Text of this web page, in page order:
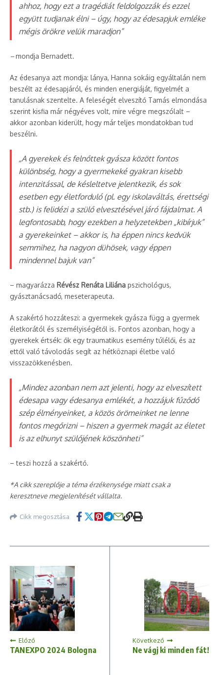
ahhoz, hogy ezt a tragédiát feldolgozzák és ezzel
együtt tudjanak élni – úgy, hogy az édesapjuk emléke
mégis örökre velük maradjon”
–mondja Bernadett.
Az édesanya azt mondja: lánya, Hanna sokáig egyáltalán nem
beszélt az édesapjáról, és minden energiáját, figyelmét a
tanulásnak szentelte. A feleségét elveszítő Tamás elmondása
szerint kisfia már négyéves volt, mire végre megszólalt –
akkor azonban kiderült, hogy már teljes mondatokban tud
beszélni.
„A gyerekek és felnőttek gyásza között fontos
különbség, hogy a gyermekeké gyakran kisebb
intenzitással, de késleltetve jelentkezik, és sok
esetben egy életforduló (pl. egy iskolaváltás, érettségi
stb.) is felidézi a szülő elvesztésével járó fájdalmat. A
legfontosabb, hogy ezekben a helyzetekben „kibírjuk”
a gyerekeinket – akkor is, ha éppen nincs kedvük
semmihez, ha nagyon dühösek, vagy éppen
mindennel bajuk van”
– magyarázza Révész Renáta Liliána pszichológus,
gyásztanácsadó, meseterapeuta.
A szakértő hozzáteszi: a gyermekek gyásza függ a gyermek
életkorától és személyiségétől is. Fontos azonban, hogy a
gyerekek értsék: ők egy traumatikus esemény túlélői, és az
ettől való távolodás segít az hétköznapi életbe való
visszazökkenésben.
„Mindez azonban nem azt jelenti, hogy az elveszített
édesapa vagy édesanya emlékét, a hozzájuk fűződő
szép élményeinket, a közös örömeinket ne lenne
fontos megőrizni – hiszen a gyermek magát az életet
is az elhunyt szülőjének köszönheti”
– teszi hozzá a szakértő.
*A cikk szereplője a téma érzékenysége miatt csak a
keresztneve megjelenítését vállalta.
Cikk megosztása
Előző
TANEXPO 2024 Bologna
Következő
Ne vágj ki minden fát!